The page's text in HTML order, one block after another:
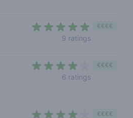
9 ratings
€€€€
6 ratings
€€€€
€€€€